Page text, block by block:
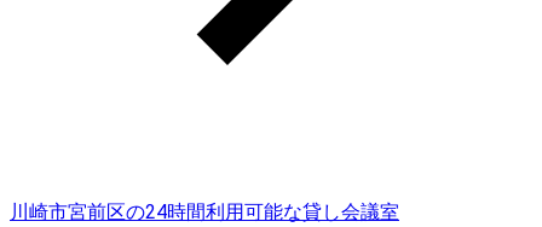
川崎市宮前区の24時間利用可能な貸し会議室